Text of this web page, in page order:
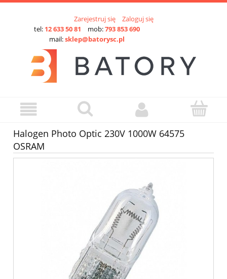
Zarejestruj się
Zaloguj się
tel: 12 633 50 81 mob:793 853 690
mail:sklep@batorysc.pl
Halogen Photo Optic 230V 1000W 64575
OSRAM